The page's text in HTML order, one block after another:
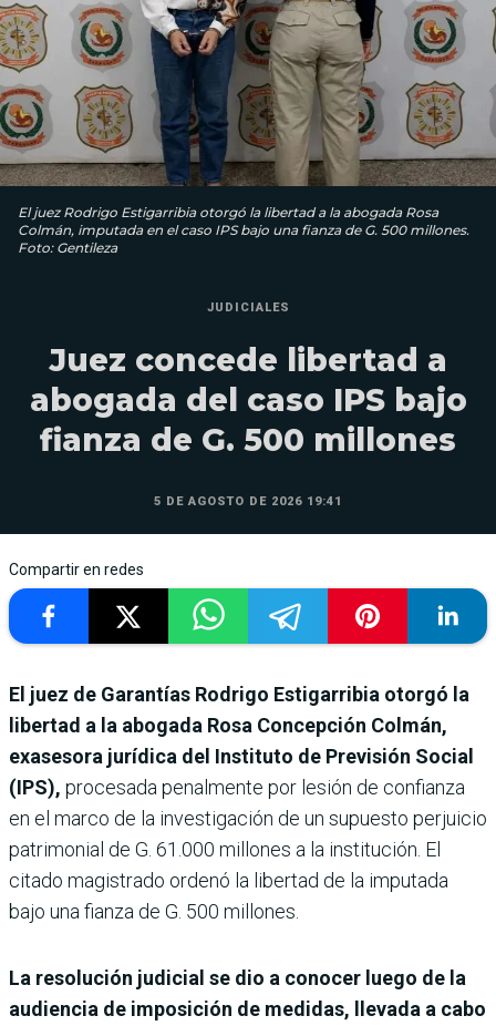
El juez Rodrigo Estigarribia otorgó la libertad a la abogada Rosa
Colmán, imputada en el caso IPS bajo una fianza de G. 500 millones.
Foto: Gentileza
JUDICIALES
Juez concede libertad a
abogada del caso IPS bajo
fianza de G. 500 millones
5 DE AGOSTO DE 2026 19:41
Compartir en redes
El juez de Garantías Rodrigo Estigarribia otorgó la
libertad a la abogada Rosa Concepción Colmán,
exasesora jurídica del Instituto de Previsión Social
(IPS), procesada penalmente por lesión de confianza
en el marco de la investigación de un supuesto perjuicio
patrimonial de G. 61.000 millones a la institución. El
citado magistrado ordenó la libertad de la imputada
bajo una fianza de G. 500 millones.
La resolución judicial se dio a conocer luego de la
audiencia de imposición de medidas, llevada a cabo